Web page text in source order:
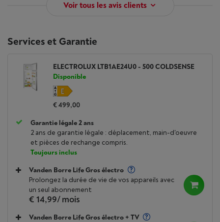
Voir tous les avis clients
Services et Garantie
ELECTROLUX LTB1AE24U0 - 500 COLDSENSE
Disponible
€ 499,00
Garantie légale 2 ans
2 ans de garantie légale : déplacement, main-d'oeuvre
et pièces de rechange compris.
Toujours inclus
Vanden Borre Life Gros électro
Prolongez la durée de vie de vos appareils avec
un seul abonnement
€ 14,99/ mois
Vanden Borre Life Gros électro + TV